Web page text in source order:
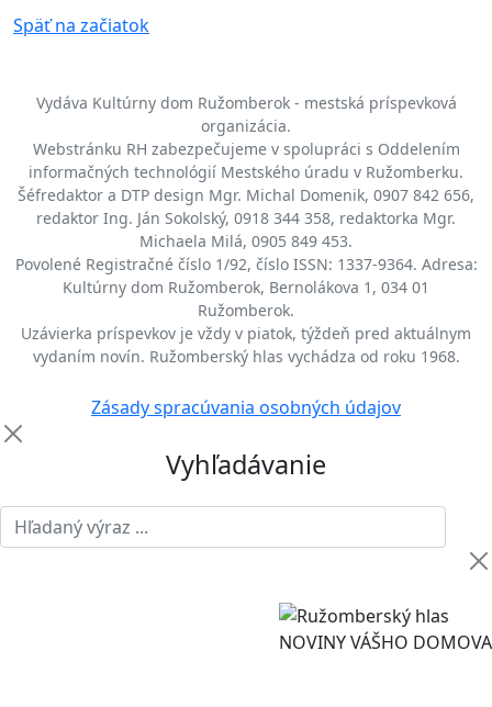
Späť na začiatok
Vydáva Kultúrny dom Ružomberok - mestská príspevková
organizácia.
Webstránku RH zabezpečujeme v spolupráci s Oddelením
informačných technológií Mestského úradu v Ružomberku.
Šéfredaktor a DTP design Mgr. Michal Domenik, 0907 842 656,
redaktor Ing. Ján Sokolský, 0918 344 358, redaktorka Mgr.
Michaela Milá, 0905 849 453.
Povolené Registračné číslo 1/92, číslo ISSN: 1337-9364. Adresa:
Kultúrny dom Ružomberok, Bernolákova 1, 034 01
Ružomberok.
Uzávierka príspevkov je vždy v piatok, týždeň pred aktuálnym
vydaním novín. Ružomberský hlas vychádza od roku 1968.
Zásady spracúvania osobných údajov
Vyhľadávanie
NOVINY VÁŠHO DOMOVA